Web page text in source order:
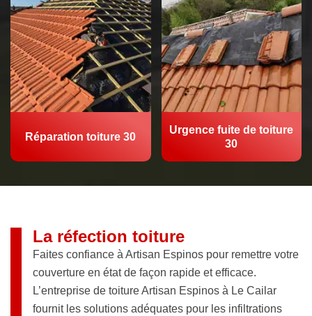
Réparation toiture 30
Urgence fuite de toiture
30
La réfection toiture
Faites confiance à Artisan Espinos pour remettre votre
couverture en état de façon rapide et efficace.
L’entreprise de toiture Artisan Espinos à Le Cailar
fournit les solutions adéquates pour les infiltrations